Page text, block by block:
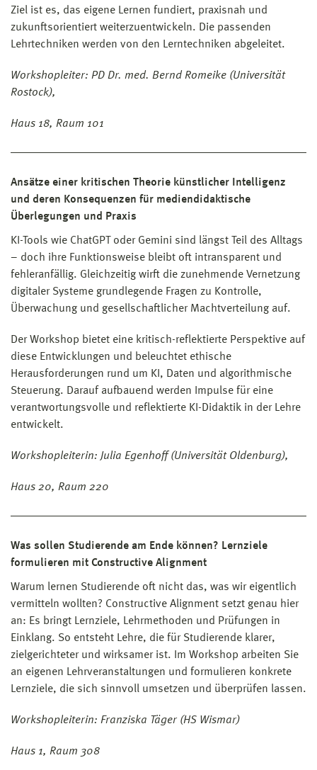
Ziel ist es, das eigene Lernen fundiert, praxisnah und
zukunftsorientiert weiterzuentwickeln. Die passenden
Lehrtechniken werden von den Lerntechniken abgeleitet.
Workshopleiter: PD Dr. med. Bernd Romeike (Universität
Rostock),
Haus 18, Raum 101
Ansätze einer kritischen Theorie künstlicher Intelligenz
und deren Konsequenzen für mediendidaktische
Überlegungen und Praxis
KI-Tools wie ChatGPT oder Gemini sind längst Teil des Alltags
– doch ihre Funktionsweise bleibt oft intransparent und
fehleranfällig. Gleichzeitig wirft die zunehmende Vernetzung
digitaler Systeme grundlegende Fragen zu Kontrolle,
Überwachung und gesellschaftlicher Machtverteilung auf.
Der Workshop bietet eine kritisch-reflektierte Perspektive auf
diese Entwicklungen und beleuchtet ethische
Herausforderungen rund um KI, Daten und algorithmische
Steuerung. Darauf aufbauend werden Impulse für eine
verantwortungsvolle und reflektierte KI-Didaktik in der Lehre
entwickelt.
Workshopleiterin: Julia Egenhoff (Universität Oldenburg),
Haus 20, Raum 220
Was sollen Studierende am Ende können? Lernziele
formulieren mit Constructive Alignment
Warum lernen Studierende oft nicht das, was wir eigentlich
vermitteln wollten? Constructive Alignment setzt genau hier
an: Es bringt Lernziele, Lehrmethoden und Prüfungen in
Einklang. So entsteht Lehre, die für Studierende klarer,
zielgerichteter und wirksamer ist. Im Workshop arbeiten Sie
an eigenen Lehrveranstaltungen und formulieren konkrete
Lernziele, die sich sinnvoll umsetzen und überprüfen lassen.
Workshopleiterin: Franziska Täger (HS Wismar)
Haus 1, Raum 308